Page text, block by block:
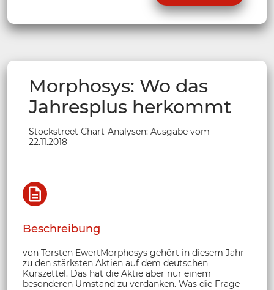
Morphosys: Wo das
Jahresplus herkommt
Stockstreet Chart-Analysen: Ausgabe vom
22.11.2018
Beschreibung
von Torsten EwertMorphosys gehört in diesem Jahr
zu den stärksten Aktien auf dem deutschen
Kurszettel. Das hat die Aktie aber nur einem
besonderen Umstand zu verdanken. Was die Frage